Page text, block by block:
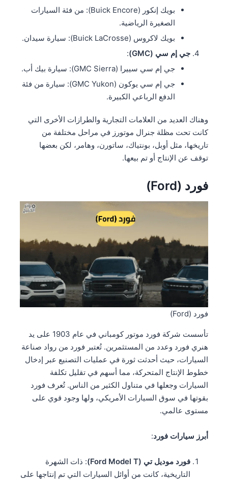
بويك إنكور (Buick Encore): من فئة السيارات
الصغيرة الرياضية.
بويك لاكروس (Buick LaCrosse): سيارة سيدان.
جي إم سي (GMC)
:
جي إم سي سييرا (GMC Sierra): سيارة بيك أب.
جي إم سي يوكون (GMC Yukon): سيارة من فئة
الدفع الرباعي الكبيرة.
وهناك العديد من العلامات التجارية والطرازات الأخرى التي
كانت تحت مظلة جنرال موتورز في مراحل مختلفة من
تاريخها، مثل أوبل، بونتياك، ساتورن، وهامر، لكن بعضها
توقف عن الإنتاج أو تم بيعها.
فورد (Ford)
فورد (Ford)
تأسست شركة فورد موتور كومباني في عام 1903 على يد
هنري فورد وعدد من المستثمرين. تُعتبر فورد من رواد صناعة
السيارات، حيث أحدثت ثورة في عمليات التصنيع عبر إدخال
خطوط الإنتاج المتحركة، مما أسهم في تقليل تكلفة
السيارات وجعلها في متناول الكثير من الناس. تُعرف فورد
بقوتها في سوق السيارات الأمريكي، ولها وجود قوي على
مستوى عالمي.
أبرز سيارات فورد:
فورد موديل تي (Ford Model T)
: ذات الشهرة
التاريخية، كانت من أوائل السيارات التي تم إنتاجها على